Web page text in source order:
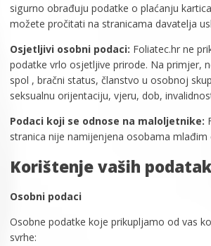
sigurno obrađuju podatke o plaćanju
možete pročitati na stranicama davatelja
Osjetljivi osobni podaci: Foliatec.hr ne
podatke vrlo osjetljive prirode. Na primjer,
spol , bračni status, članstvo u osobnoj
seksualnu orijentaciju, vjeru, dob,
Podaci koji se odnose na maloljetnike:
stranica nije namijenjena osobama mlađim
Korištenje vaših
Osobni podaci
Osobne podatke koje prikupljamo od vas
svrhe: